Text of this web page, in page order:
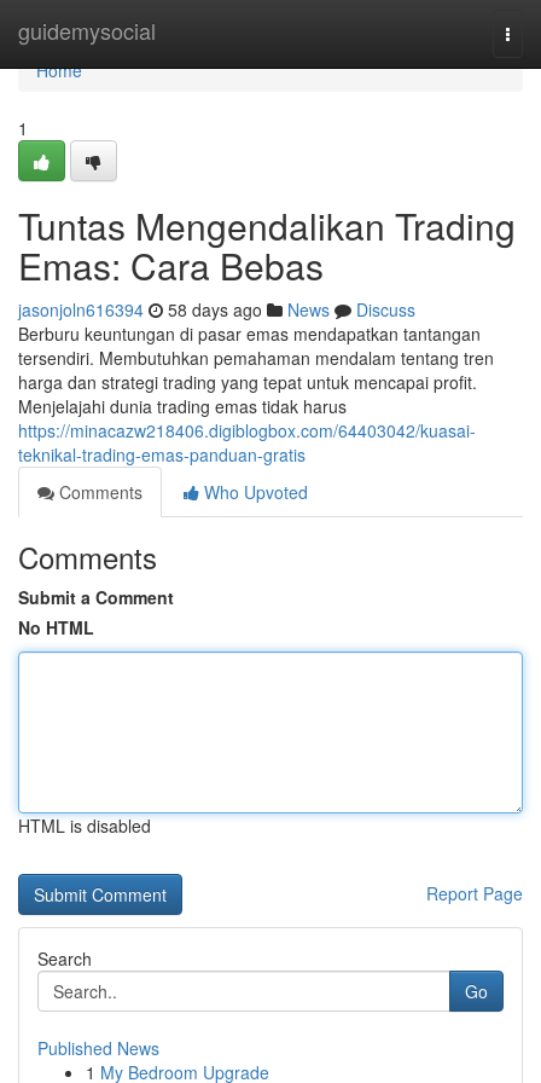
guidemysocial
Home
Home
1
Tuntas Mengendalikan Trading
Emas: Cara Bebas
jasonjoln616394 58 days ago News
Discuss
Berburu keuntungan di pasar emas mendapatkan tantangan
tersendiri. Membutuhkan pemahaman mendalam tentang tren
harga dan strategi trading yang tepat untuk mencapai profit.
Menjelajahi dunia trading emas tidak harus
https://minacazw218406.digiblogbox.com/64403042/kuasai-
teknikal-trading-emas-panduan-gratis
Comments
Who Upvoted
Comments
Submit a Comment
No HTML
HTML is disabled
Report Page
Search
Go
Published News
1 My Bedroom Upgrade